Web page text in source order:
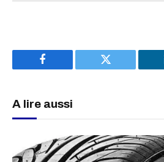
Facebook Twitter
A lire aussi